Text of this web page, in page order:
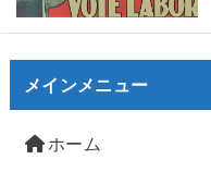
メインメニュー
ホーム